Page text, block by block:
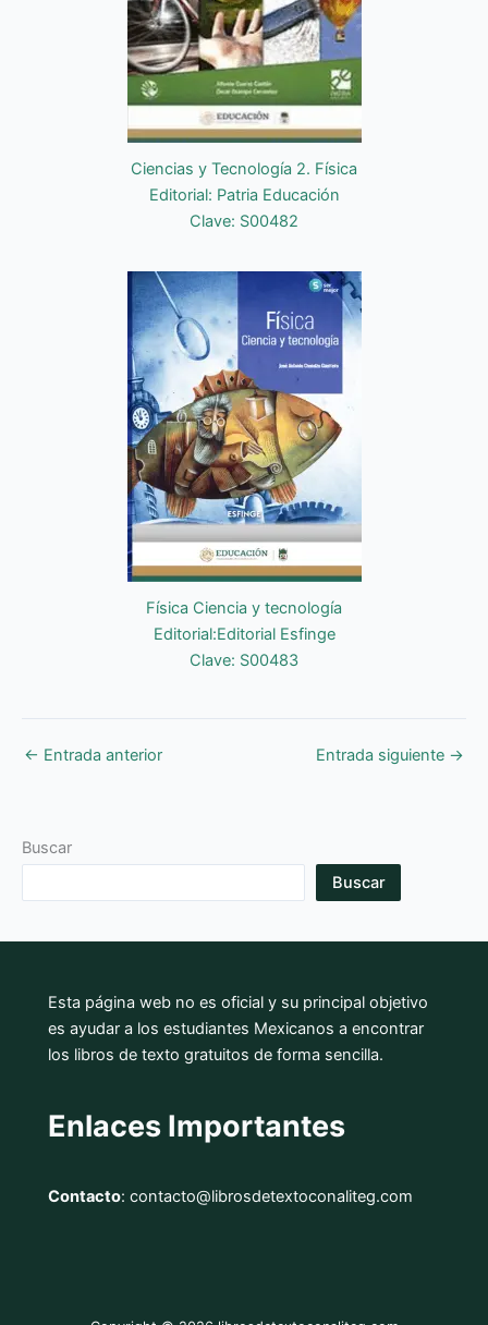
Ciencias y Tecnología 2. Física
Editorial: Patria Educación
Clave: S00482
Física Ciencia y tecnología
Editorial:Editorial Esfinge
Clave: S00483
← Entrada anterior Entrada siguiente →
Buscar
Buscar
Esta página web no es oficial y su principal objetivo
es ayudar a los estudiantes Mexicanos a encontrar
los libros de texto gratuitos de forma sencilla.
Enlaces Importantes
Contacto: contacto@librosdetextoconaliteg.com